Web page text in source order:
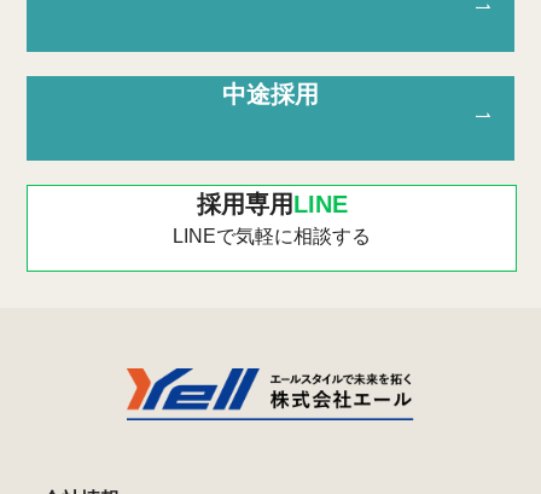
中途採用
採用専用LINE
LINEで気軽に相談する